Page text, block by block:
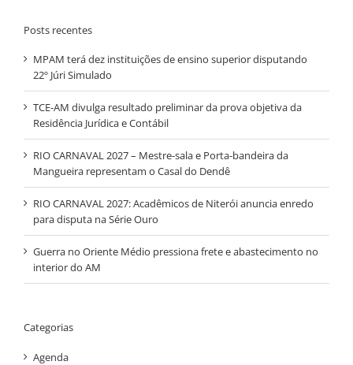
Posts recentes
MPAM terá dez instituições de ensino superior disputando
22º Júri Simulado
TCE-AM divulga resultado preliminar da prova objetiva da
Residência Jurídica e Contábil
RIO CARNAVAL 2027 – Mestre-sala e Porta-bandeira da
Mangueira representam o Casal do Dendê
RIO CARNAVAL 2027: Acadêmicos de Niterói anuncia enredo
para disputa na Série Ouro
Guerra no Oriente Médio pressiona frete e abastecimento no
interior do AM
Categorias
Agenda